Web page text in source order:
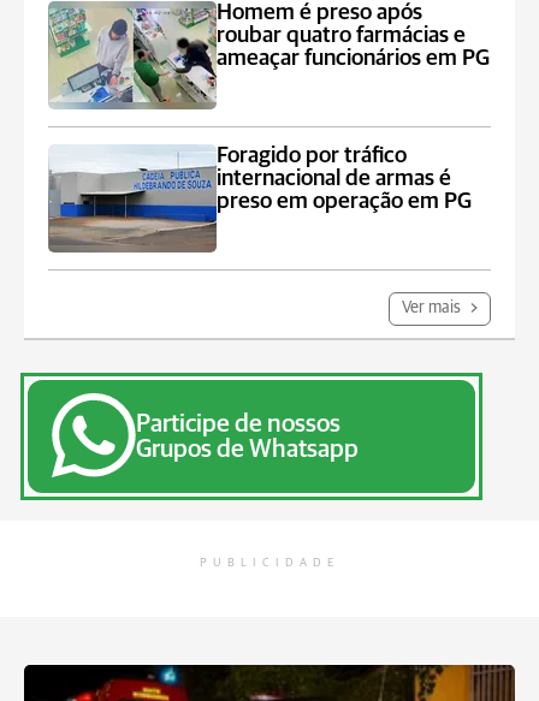
Homem é preso após
roubar quatro farmácias e
ameaçar funcionários em PG
Foragido por tráfico
internacional de armas é
preso em operação em PG
Ver mais
Participe de nossos
Grupos de Whatsapp
PUBLICIDADE